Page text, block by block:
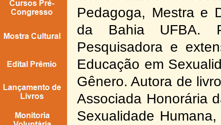
Pedagoga, Mestra e
da Bahia UFBA.
Pesquisadora e
Educação em
Gênero. Autora de
Associada Honorária
Sexualidade